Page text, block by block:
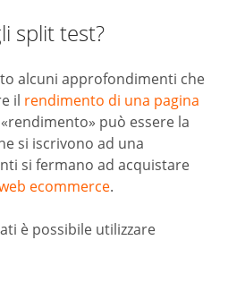
split test?
alcuni approfondimenti che
il rendimento di una pagina
può essere la
si iscrivono ad una
si fermano ad acquistare
ecommerce.
è possibile utilizzare